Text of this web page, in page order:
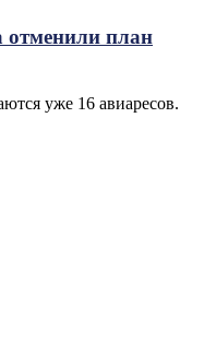
отменили план
уже 16 авиаресов.